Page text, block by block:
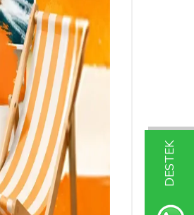
DESTEK